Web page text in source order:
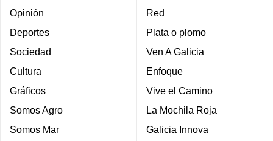
Opinión
Deportes
Sociedad
Cultura
Gráficos
Somos Agro
Somos Mar
Red
Plata o plomo
Ven A Galicia
Enfoque
Vive el Camino
La Mochila Roja
Galicia Innova